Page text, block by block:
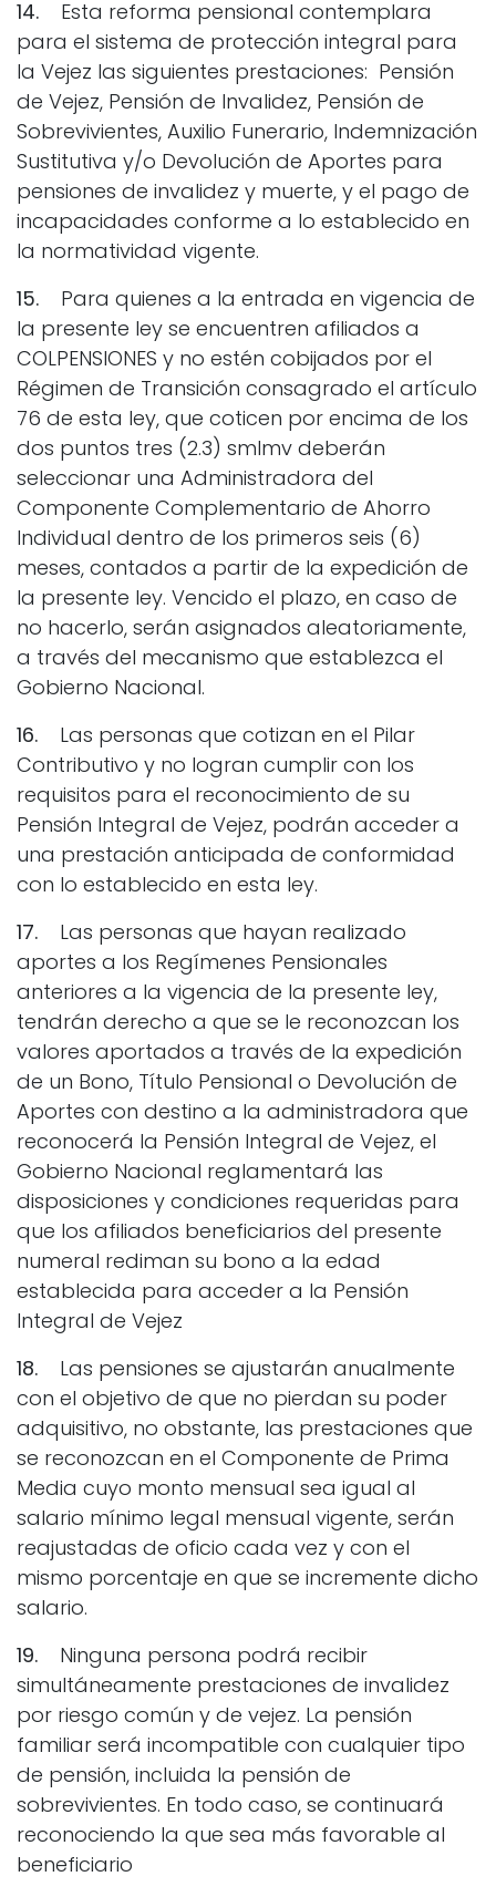
14. Esta reforma pensional contemplara
para el sistema de protección integral para
la Vejez las siguientes prestaciones: Pensión
de Vejez, Pensión de Invalidez, Pensión de
Sobrevivientes, Auxilio Funerario, Indemnización
Sustitutiva y/o Devolución de Aportes para
pensiones de invalidez y muerte, y el pago de
incapacidades conforme a lo establecido en
la normatividad vigente.
15. Para quienes a la entrada en vigencia de
la presente ley se encuentren afiliados a
COLPENSIONES y no estén cobijados por el
Régimen de Transición consagrado el artículo
76 de esta ley, que coticen por encima de los
dos puntos tres (2.3) smlmv deberán
seleccionar una Administradora del
Componente Complementario de Ahorro
Individual dentro de los primeros seis (6)
meses, contados a partir de la expedición de
la presente ley. Vencido el plazo, en caso de
no hacerlo, serán asignados aleatoriamente,
a través del mecanismo que establezca el
Gobierno Nacional.
16. Las personas que cotizan en el Pilar
Contributivo y no logran cumplir con los
requisitos para el reconocimiento de su
Pensión Integral de Vejez, podrán acceder a
una prestación anticipada de conformidad
con lo establecido en esta ley.
17. Las personas que hayan realizado
aportes a los Regímenes Pensionales
anteriores a la vigencia de la presente ley,
tendrán derecho a que se le reconozcan los
valores aportados a través de la expedición
de un Bono, Título Pensional o Devolución de
Aportes con destino a la administradora que
reconocerá la Pensión Integral de Vejez, el
Gobierno Nacional reglamentará las
disposiciones y condiciones requeridas para
que los afiliados beneficiarios del presente
numeral rediman su bono a la edad
establecida para acceder a la Pensión
Integral de Vejez
18. Las pensiones se ajustarán anualmente
con el objetivo de que no pierdan su poder
adquisitivo, no obstante, las prestaciones que
se reconozcan en el Componente de Prima
Media cuyo monto mensual sea igual al
salario mínimo legal mensual vigente, serán
reajustadas de oficio cada vez y con el
mismo porcentaje en que se incremente dicho
salario.
19. Ninguna persona podrá recibir
simultáneamente prestaciones de invalidez
por riesgo común y de vejez. La pensión
familiar será incompatible con cualquier tipo
de pensión, incluida la pensión de
sobrevivientes. En todo caso, se continuará
reconociendo la que sea más favorable al
beneficiario